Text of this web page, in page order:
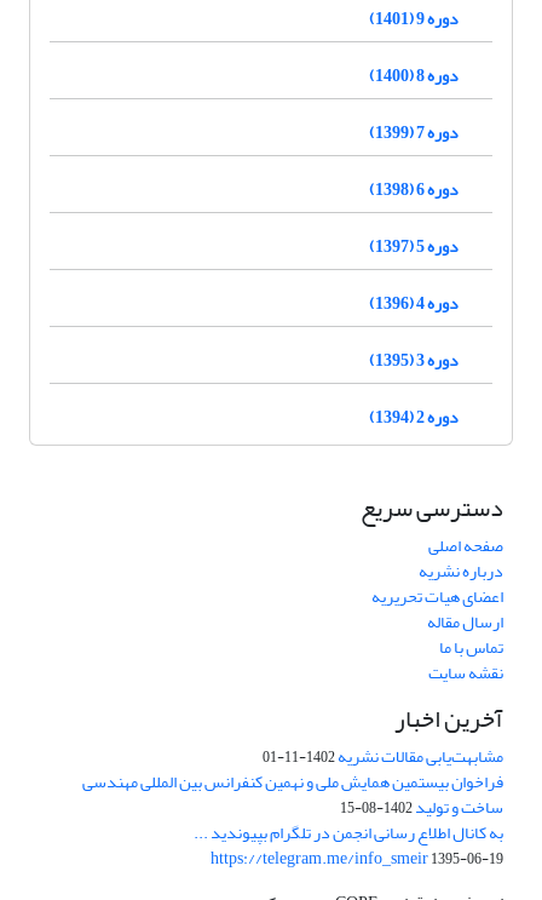
دوره 9 (1401)
دوره 8 (1400)
دوره 7 (1399)
دوره 6 (1398)
دوره 5 (1397)
دوره 4 (1396)
دوره 3 (1395)
دوره 2 (1394)
دسترسی سریع
صفحه اصلی
درباره نشریه
اعضای هیات تحریریه
ارسال مقاله
تماس با ما
نقشه سایت
آخرین اخبار
مشابهت‌یابی مقالات نشریه1402-11-01
فراخوان بیستمین همایش ملی و نهمین کنفرانس بین المللی مهندسی
ساخت و تولید1402-08-15
به کانال اطلاع رسانی انجمن در تلگرام بپیوندید ...
https://telegram.me/info_smeir1395-06-19